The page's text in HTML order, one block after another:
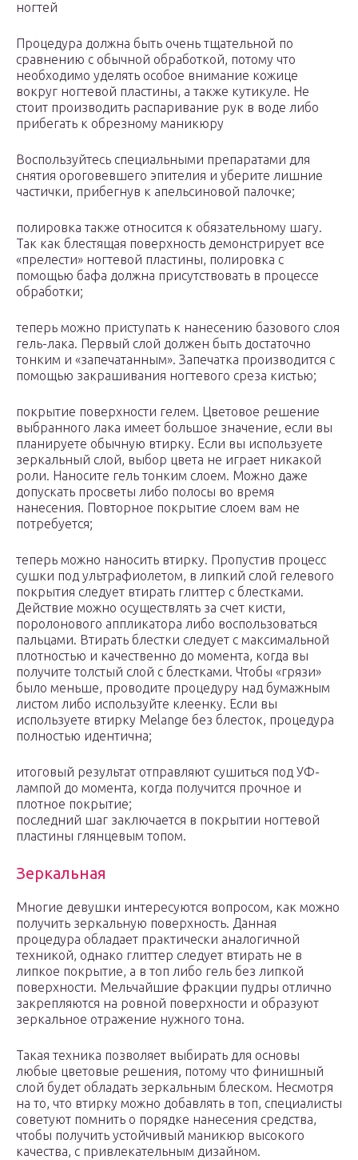
ногтей
Процедура должна быть очень тщательной по
сравнению с обычной обработкой, потому что
необходимо уделять особое внимание кожице
вокруг ногтевой пластины, а также кутикуле. Не
стоит производить распаривание рук в воде либо
прибегать к обрезному маникюру
Воспользуйтесь специальными препаратами для
снятия ороговевшего эпителия и уберите лишние
частички, прибегнув к апельсиновой палочке;
полировка также относится к обязательному шагу.
Так как блестящая поверхность демонстрирует все
«прелести» ногтевой пластины, полировка с
помощью бафа должна присутствовать в процессе
обработки;
теперь можно приступать к нанесению базового слоя
гель-лака. Первый слой должен быть достаточно
тонким и «запечатанным». Запечатка производится с
помощью закрашивания ногтевого среза кистью;
покрытие поверхности гелем. Цветовое решение
выбранного лака имеет большое значение, если вы
планируете обычную втирку. Если вы используете
зеркальный слой, выбор цвета не играет никакой
роли. Наносите гель тонким слоем. Можно даже
допускать просветы либо полосы во время
нанесения. Повторное покрытие слоем вам не
потребуется;
теперь можно наносить втирку. Пропустив процесс
сушки под ультрафиолетом, в липкий слой гелевого
покрытия следует втирать глиттер с блестками.
Действие можно осуществлять за счет кисти,
поролонового аппликатора либо воспользоваться
пальцами. Втирать блестки следует с максимальной
плотностью и качественно до момента, когда вы
получите толстый слой с блестками. Чтобы «грязи»
было меньше, проводите процедуру над бумажным
листом либо используйте клеенку. Если вы
используете втирку Melange без блесток, процедура
полностью идентична;
итоговый результат отправляют сушиться под УФ-
лампой до момента, когда получится прочное и
плотное покрытие;
последний шаг заключается в покрытии ногтевой
пластины глянцевым топом.
Зеркальная
Многие девушки интересуются вопросом, как можно
получить зеркальную поверхность. Данная
процедура обладает практически аналогичной
техникой, однако глиттер следует втирать не в
липкое покрытие, а в топ либо гель без липкой
поверхности. Мельчайшие фракции пудры отлично
закрепляются на ровной поверхности и образуют
зеркальное отражение нужного тона.
Такая техника позволяет выбирать для основы
любые цветовые решения, потому что финишный
слой будет обладать зеркальным блеском. Несмотря
на то, что втирку можно добавлять в топ, специалисты
советуют помнить о порядке нанесения средства,
чтобы получить устойчивый маникюр высокого
качества, с привлекательным дизайном.